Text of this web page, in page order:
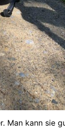
Man kann sie